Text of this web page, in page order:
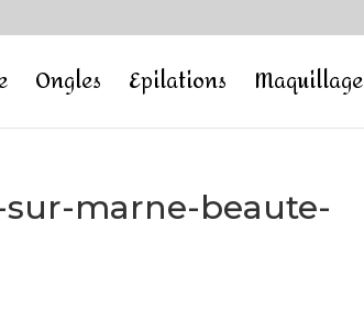
Ongles Epilations Maquillage
marne-beaute-